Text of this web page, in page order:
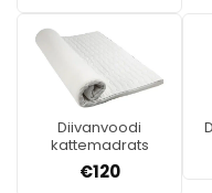
Diivanvoodi
kattemadrats
€120